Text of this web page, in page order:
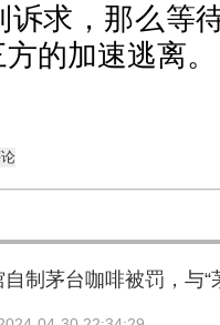
诉求，那么等
的加速逃离。
制茅台咖啡被罚，与“